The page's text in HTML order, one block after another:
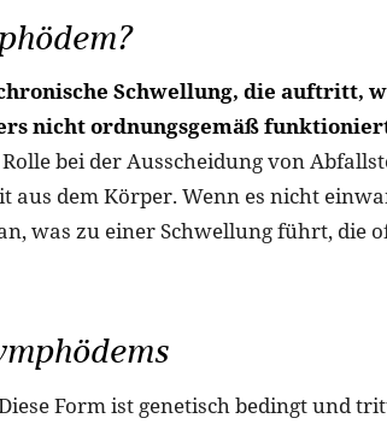
Schwellung, die auftritt,
nicht ordnungsgemäß
bei der Ausscheidung von
aus dem Körper. Wenn es nicht
was zu einer Schwellung führt, die
Form ist genetisch bedingt und